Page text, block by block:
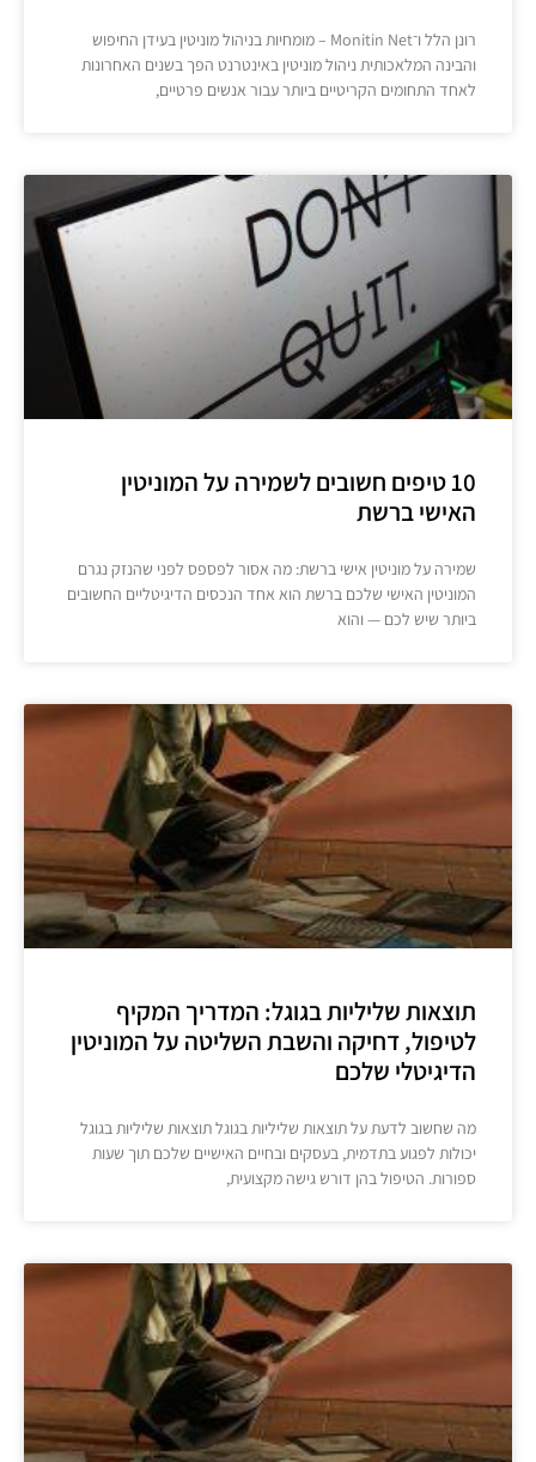
רונן הלל ו־Monitin Net – מומחיות בניהול מוניטין בעידן החיפוש
והבינה המלאכותית ניהול מוניטין באינטרנט הפך בשנים האחרונות
לאחד התחומים הקריטיים ביותר עבור אנשים פרטיים,
10 טיפים חשובים לשמירה על המוניטין
האישי ברשת
שמירה על מוניטין אישי ברשת: מה אסור לפספס לפני שהנזק נגרם
המוניטין האישי שלכם ברשת הוא אחד הנכסים הדיגיטליים החשובים
ביותר שיש לכם — והוא
תוצאות שליליות בגוגל: המדריך המקיף
לטיפול, דחיקה והשבת השליטה על המוניטין
הדיגיטלי שלכם
מה שחשוב לדעת על תוצאות שליליות בגוגל תוצאות שליליות בגוגל
יכולות לפגוע בתדמית, בעסקים ובחיים האישיים שלכם תוך שעות
ספורות. הטיפול בהן דורש גישה מקצועית,